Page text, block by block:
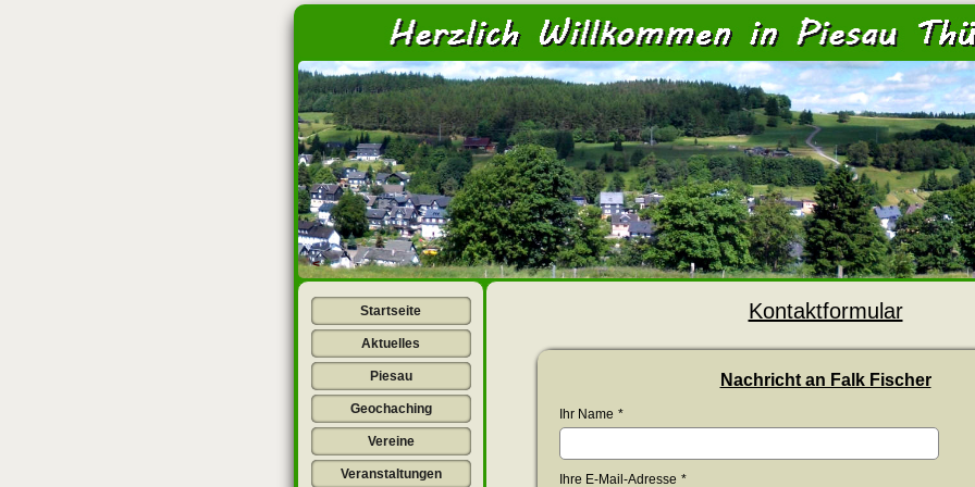
<
<
Startseite
Aktuelles
Piesau
Geochaching
Vereine
Veranstaltungen
Kontaktformular
Nachricht an Falk Fischer
Ihr Name *
Ihre E-Mail-Adresse *